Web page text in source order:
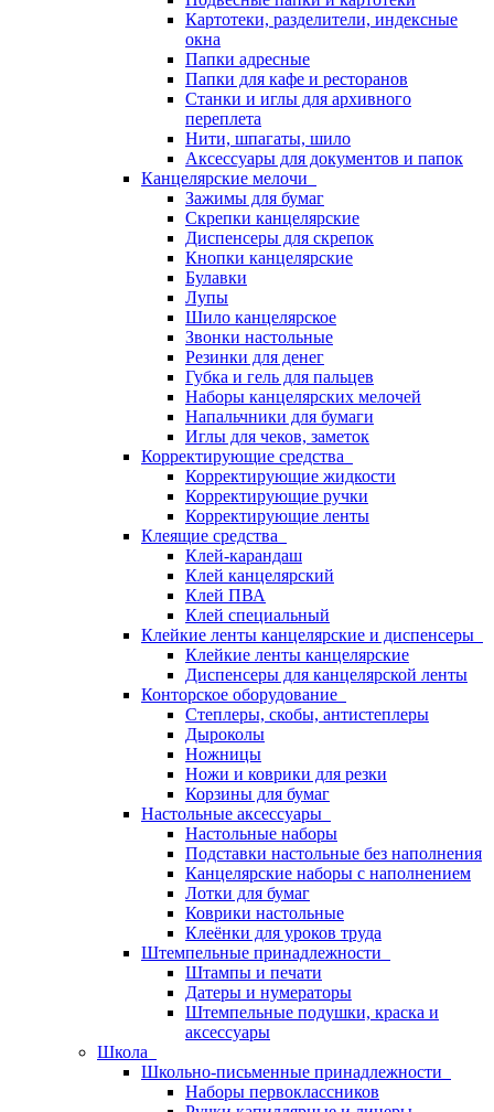
Картотеки, разделители, индексные
окна
Папки адресные
Папки для кафе и ресторанов
Станки и иглы для архивного
переплета
Нити, шпагаты, шило
Аксессуары для документов и папок
Канцелярские мелочи
Зажимы для бумаг
Скрепки канцелярские
Диспенсеры для скрепок
Кнопки канцелярские
Булавки
Лупы
Шило канцелярское
Звонки настольные
Резинки для денег
Губка и гель для пальцев
Наборы канцелярских мелочей
Напальчники для бумаги
Иглы для чеков, заметок
Корректирующие средства
Корректирующие жидкости
Корректирующие ручки
Корректирующие ленты
Клеящие средства
Клей-карандаш
Клей канцелярский
Клей ПВА
Клей специальный
Клейкие ленты канцелярские и диспенсеры
Клейкие ленты канцелярские
Диспенсеры для канцелярской ленты
Конторское оборудование
Степлеры, скобы, антистеплеры
Дыроколы
Ножницы
Ножи и коврики для резки
Корзины для бумаг
Настольные аксессуары
Настольные наборы
Подставки настольные без наполнения
Канцелярские наборы с наполнением
Лотки для бумаг
Коврики настольные
Клеёнки для уроков труда
Штемпельные принадлежности
Штампы и печати
Датеры и нумераторы
Штемпельные подушки, краска и
аксессуары
Школа
Школьно-письменные принадлежности
Наборы первоклассников